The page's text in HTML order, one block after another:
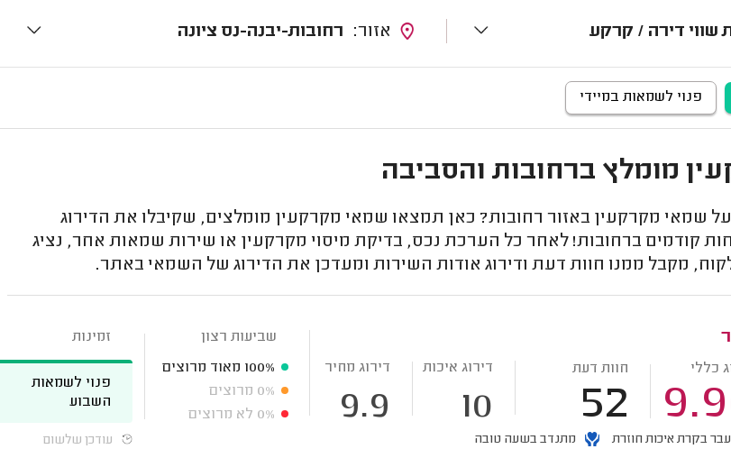
שווי דירה / קרקע רחובות-יבנה-נס ציונה
פנוי לשמאות במיידי
מומלץ ברחובות והסביבה
שמאי מקרקעין באזור רחובות? כאן תמצאו שמאי מקרקעין מומלצים, שקיבלו את הדירוג
קודמים ברחובות! לאחר כל הערכת נכס, בדיקת מיסוי מקרקעין או שירות שמאות אחר, נציג
מקבל ממנו חוות דעת ודירוג אודות השירות ומעדכן את הדירוג של השמאי באתר.
כללי חוות דעת
52
דירוג איכות
10
דירוג מחיר
9.9
עבר בקרת איכות חוזרת מתנדב בשעה טובה
שביעות רצון
100% מאוד מרוצים
0% מרוצים
0% לא מרוצים
זמינות
פנוי לשמאות
השבוע
עודכן שלשום